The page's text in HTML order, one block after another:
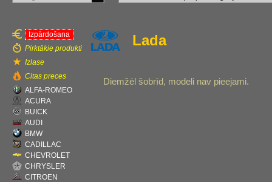
Izpārdošana
Pirktākie produkti
Izlase
Citas preces
ALFA-ROMEO
ACURA
BUICK
AUDI
BMW
CADILLAC
CHEVROLET
CHRYSLER
CITROEN
Lada
Diemžēl šobrīd, modeli nav pieejami.